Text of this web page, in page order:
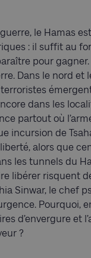
le Hamas
: il suffit au
pour
Dans le nord et
terroristes
dans les
partout où
incursion de
liberté, alors que
les tunnels du
libérer risquent
Sinwar, le chef
Pourquoi,
d’envergure et
?